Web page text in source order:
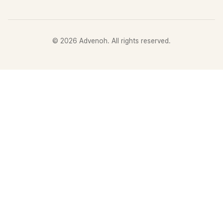
© 2026 Advenoh. All rights reserved.